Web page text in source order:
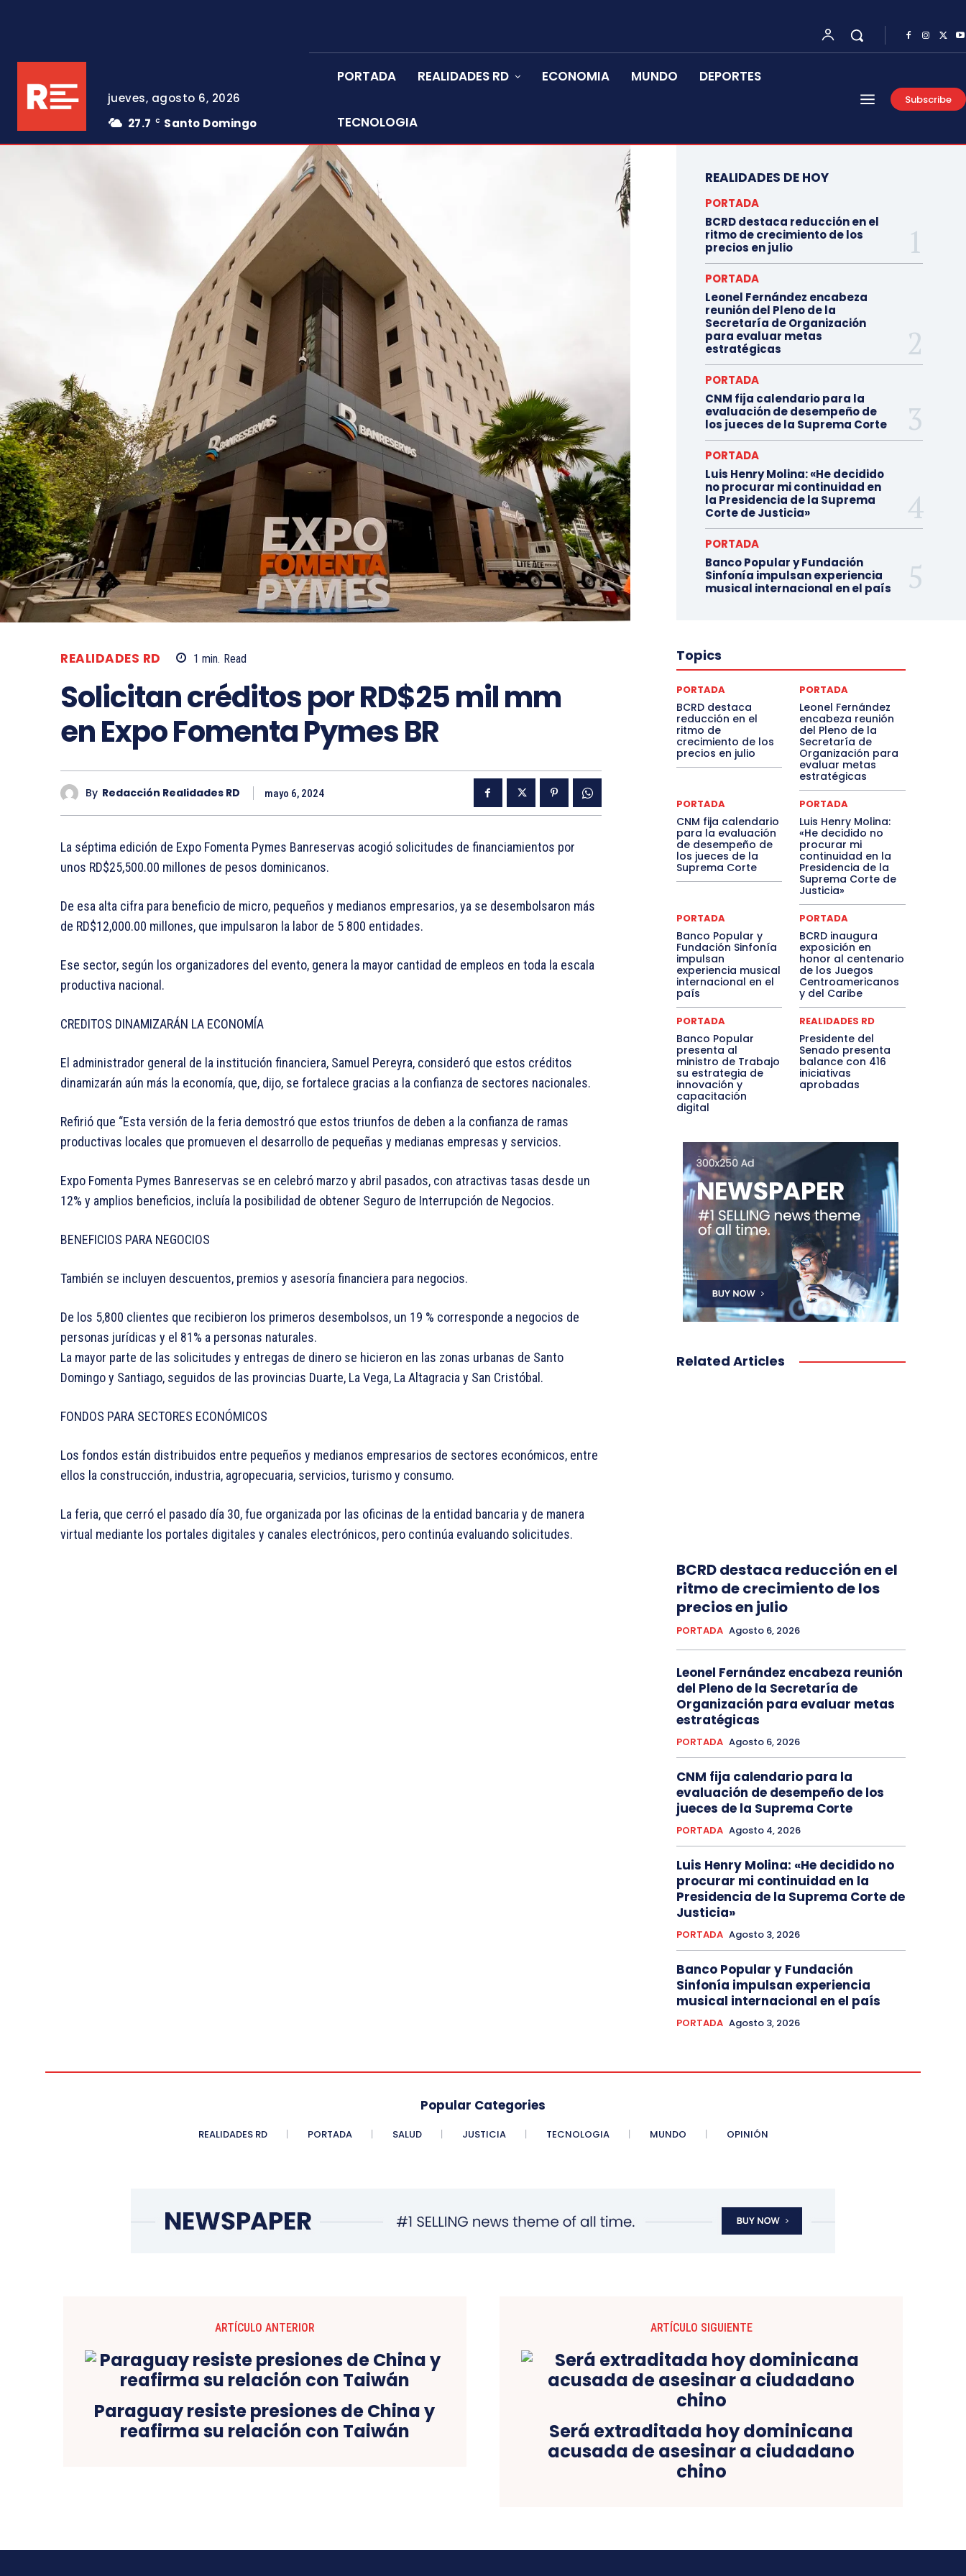
jueves, agosto 6, 2026
27.7
C Santo Domingo
PORTADA REALIDADES RD ECONOMIA MUNDO DEPORTES
TECNOLOGIA
Subscribe
REALIDADES RD 1 min. Read
Solicitan créditos por RD$25 mil mm
en Expo Fomenta Pymes BR
By Redacción Realidades RD mayo 6, 2024
La séptima edición de Expo Fomenta Pymes Banreservas acogió solicitudes de financiamientos por
unos RD$25,500.00 millones de pesos dominicanos.
De esa alta cifra para beneficio de micro, pequeños y medianos empresarios, ya se desembolsaron más
de RD$12,000.00 millones, que impulsaron la labor de 5 800 entidades.
Ese sector, según los organizadores del evento, genera la mayor cantidad de empleos en toda la escala
productiva nacional.
CREDITOS DINAMIZARÁN LA ECONOMÍA
El administrador general de la institución financiera, Samuel Pereyra, consideró que estos créditos
dinamizarán aún más la economía, que, dijo, se fortalece gracias a la confianza de sectores nacionales.
Refirió que “Esta versión de la feria demostró que estos triunfos de deben a la confianza de ramas
productivas locales que promueven el desarrollo de pequeñas y medianas empresas y servicios.
Expo Fomenta Pymes Banreservas se en celebró marzo y abril pasados, con atractivas tasas desde un
12% y amplios beneficios, incluía la posibilidad de obtener Seguro de Interrupción de Negocios.
BENEFICIOS PARA NEGOCIOS
También se incluyen descuentos, premios y asesoría financiera para negocios.
De los 5,800 clientes que recibieron los primeros desembolsos, un 19 % corresponde a negocios de
personas jurídicas y el 81% a personas naturales.
La mayor parte de las solicitudes y entregas de dinero se hicieron en las zonas urbanas de Santo
Domingo y Santiago, seguidos de las provincias Duarte, La Vega, La Altagracia y San Cristóbal.
FONDOS PARA SECTORES ECONÓMICOS
Los fondos están distribuidos entre pequeños y medianos empresarios de sectores económicos, entre
ellos la construcción, industria, agropecuaria, servicios, turismo y consumo.
La feria, que cerró el pasado día 30, fue organizada por las oficinas de la entidad bancaria y de manera
virtual mediante los portales digitales y canales electrónicos, pero continúa evaluando solicitudes.
REALIDADES DE HOY
PORTADA
BCRD destaca reducción en el
ritmo de crecimiento de los
precios en julio
PORTADA
Leonel Fernández encabeza
reunión del Pleno de la
Secretaría de Organización
para evaluar metas
estratégicas
PORTADA
CNM fija calendario para la
evaluación de desempeño de
los jueces de la Suprema Corte
PORTADA
Luis Henry Molina: «He decidido
no procurar mi continuidad en
la Presidencia de la Suprema
Corte de Justicia»
PORTADA
Banco Popular y Fundación
Sinfonía impulsan experiencia
musical internacional en el país
Topics
PORTADA
BCRD destaca
reducción en el
ritmo de
crecimiento de los
precios en julio
PORTADA
Leonel Fernández
encabeza reunión
del Pleno de la
Secretaría de
Organización para
evaluar metas
estratégicas
PORTADA
CNM fija calendario
para la evaluación
de desempeño de
los jueces de la
Suprema Corte
PORTADA
Luis Henry Molina:
«He decidido no
procurar mi
continuidad en la
Presidencia de la
Suprema Corte de
Justicia»
PORTADA
Banco Popular y
Fundación Sinfonía
impulsan
experiencia musical
internacional en el
país
PORTADA
BCRD inaugura
exposición en
honor al centenario
de los Juegos
Centroamericanos
y del Caribe
PORTADA
Banco Popular
presenta al
ministro de Trabajo
su estrategia de
innovación y
capacitación
digital
REALIDADES RD
Presidente del
Senado presenta
balance con 416
iniciativas
aprobadas
Related Articles
BCRD destaca reducción en el
ritmo de crecimiento de los
precios en julio
PORTADA Agosto 6, 2026
Leonel Fernández encabeza reunión
del Pleno de la Secretaría de
Organización para evaluar metas
estratégicas
PORTADA Agosto 6, 2026
CNM fija calendario para la
evaluación de desempeño de los
jueces de la Suprema Corte
PORTADA Agosto 4, 2026
Luis Henry Molina: «He decidido no
procurar mi continuidad en la
Presidencia de la Suprema Corte de
Justicia»
PORTADA Agosto 3, 2026
Banco Popular y Fundación
Sinfonía impulsan experiencia
musical internacional en el país
PORTADA Agosto 3, 2026
Popular Categories
REALIDADES RD PORTADA SALUD JUSTICIA TECNOLOGIA MUNDO OPINIÓN
ARTÍCULO ANTERIOR
Paraguay resiste presiones de China y
reafirma su relación con Taiwán
ARTÍCULO SIGUIENTE
Será extraditada hoy dominicana
acusada de asesinar a ciudadano
chino